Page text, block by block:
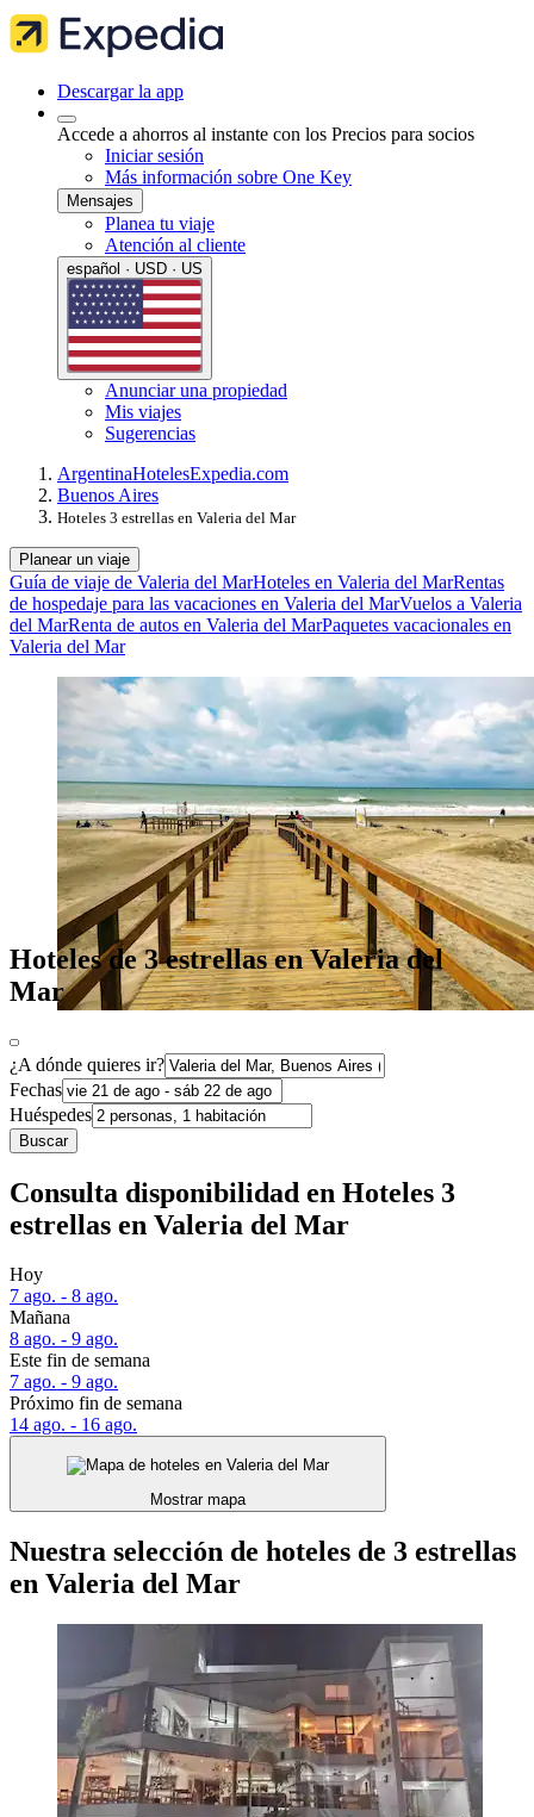
Descargar la app
Accede a ahorros al instante con los Precios para socios
Iniciar sesión
Más información sobre One Key
Mensajes
Planea tu viaje
Atención al cliente
español · USD · US
Anunciar una propiedad
Mis viajes
Sugerencias
ArgentinaHotelesExpedia.com
Buenos Aires
Hoteles 3 estrellas en Valeria del Mar
Planear un viaje
Guía de viaje de Valeria del MarHoteles en Valeria del MarRentas
de hospedaje para las vacaciones en Valeria del MarVuelos a Valeria
del MarRenta de autos en Valeria del MarPaquetes vacacionales en
Valeria del Mar
Hoteles de 3 estrellas en Valeria del
Mar
¿A dónde quieres ir?
Fechas
Huéspedes
Buscar
Consulta disponibilidad en Hoteles 3
estrellas en Valeria del Mar
Hoy
7 ago. - 8 ago.
Mañana
8 ago. - 9 ago.
Este fin de semana
7 ago. - 9 ago.
Próximo fin de semana
14 ago. - 16 ago.
Mostrar mapa
Nuestra selección de hoteles de 3 estrellas
en Valeria del Mar